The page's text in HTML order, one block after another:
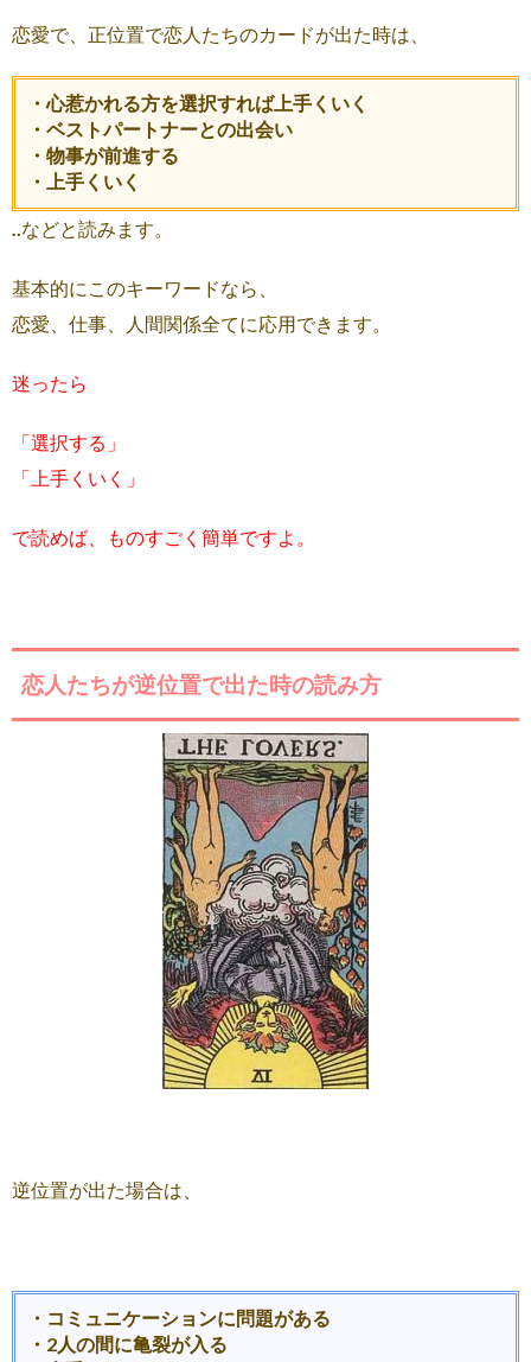
恋愛で、正位置で恋人たちのカードが出た時は、
・心惹かれる方を選択すれば上手くいく
・ベストパートナーとの出会い
・物事が前進する
・上手くいく
..などと読みます。
基本的にこのキーワードなら、
恋愛、仕事、人間関係全てに応用できます。
迷ったら
「選択する」
「上手くいく」
で読めば、ものすごく簡単ですよ。
恋人たちが逆位置で出た時の読み方
逆位置が出た場合は、
・コミュニケーションに問題がある
・2人の間に亀裂が入る